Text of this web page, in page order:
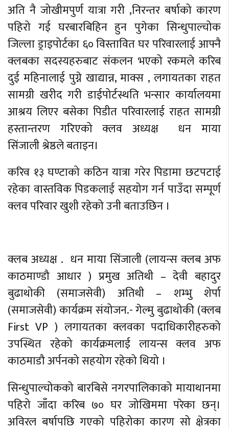
अति नै जोखीमपुर्ण यात्रा गरी ,निरन्तर बर्षाको कारण
पहिरो गई घरबारबिहिन हुन पुगेका सिन्धुपाल्चोक
जिल्ला ड्राइपोर्टका ६० विस्तावित घर परिवारलाई आफ्नै
क्लबका सदस्यहरुबाट संकलन भएको रकमले करिब
दुई महिनालाई पुग्ने खाद्यान्न, माक्स , लगायतका राहत
सामग्री खरीद गरी डाईपोर्टस्थति भन्सार कार्यालयमा
आश्रय लिएर बसेका पिडीत परिवारलाई राहत सामग्री
हस्तान्तरण गरिएको क्लव अध्यक्ष धन माया
सिंजाली श्रेष्ठले बताइन।
करिव १३ घण्टाको कठिन यात्रा गरेर पिडामा छटपटाई
रहेका वास्तविक पिडकलाई सहयोग गर्न पाउँदा सम्पूर्ण
क्लव परिवार खुशी रहेको उनी बताउछिन ।
क्लब अध्यक्ष . धन माया सिंजाली (लायन्स क्लब अफ
काठमाण्डौ आधार ) प्रमुख अतिथी – देवी बहादुर
बुढाथोकी (समाजसेवी) अतिथी – शम्भु शेर्पा
(समाजसेवी) कार्यक्रम संयोजन.- गेल्मु बुढाथोकी (क्लब
First VP ) लगायतका क्लवका पदाधिकारीहरुको
उपस्थित रहेको कार्यक्रमलाई लायन्स क्लव अफ
काठमाडौ अर्पनको सहयोग रहेको थियो ।
सिन्धुपाल्चोकको बारबिसे नगरपालिकाको मायाथानमा
पहिरो जाँदा करिब ७० घर जोखिममा परेका छन्।
अविरल बर्षापछि गएको पहिरोका कारण सो क्षेत्रका